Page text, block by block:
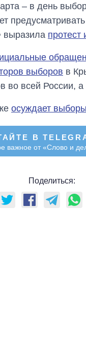
– в день
выразила протест
выборов в
во всей России,
осуждает
В
важное от «Слово и
Поделиться: